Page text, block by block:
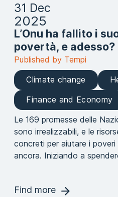
31 Dec
2025
L’Onu ha fallito i
povertà, e adesso?
Published by Tempi
Climate change
Finance and Economy
Le 169 promesse delle
sono irrealizzabili, e le
concreti per aiutare i
ancora. Iniziando a
Find more